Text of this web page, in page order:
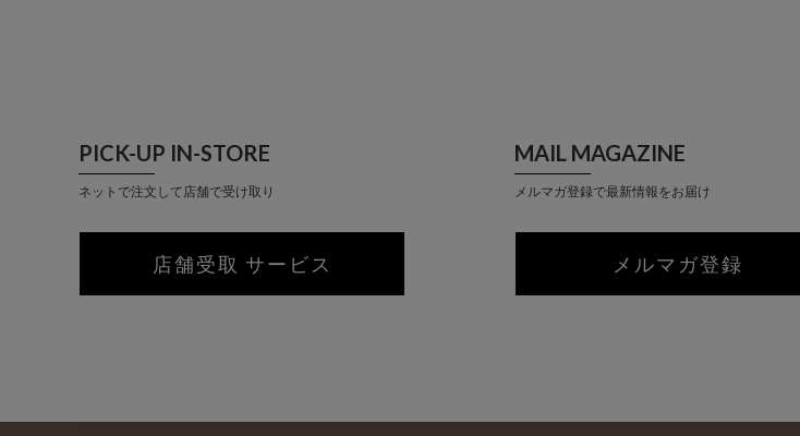
PICK-UP IN-STORE
ネットで注文して店舗で受け取り
店舗受取 サービス
MAIL MAGAZINE
メルマガ登録で最新情報をお届け
メルマガ登録